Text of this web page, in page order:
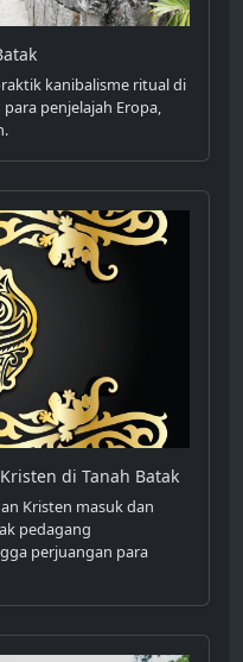
kanibalisme ritual di
penjelajah Eropa,
di Tanah Batak
Kristen masuk dan
pedagang
perjuangan para